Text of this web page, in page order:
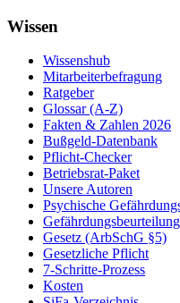
Wissen
Wissenshub
Mitarbeiterbefragung
Ratgeber
Glossar (A-Z)
Fakten & Zahlen 2026
Bußgeld-Datenbank
Pflicht-Checker
Betriebsrat-Paket
Unsere Autoren
Psychische
Gesetz (ArbSchG §5)
Gesetzliche Pflicht
7-Schritte-Prozess
Kosten